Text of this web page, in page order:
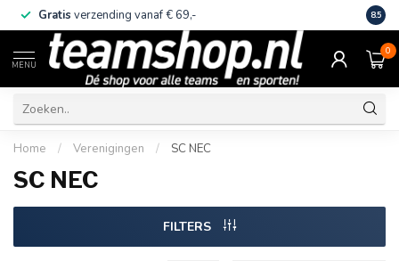
Gratis verzending vanaf € 69,- Eigen
8.5
MENU
0
Home / Verenigingen / SC NEC
SC NEC
FILTERS